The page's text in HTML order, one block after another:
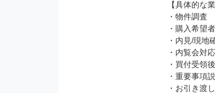
【具体的な
・物件調査
・購入希望
・内見/現地
・内覧会対応
・買付受領
・重要事項
・お引き渡